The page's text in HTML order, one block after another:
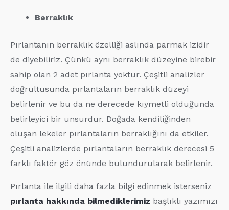
Berraklık
Pırlantanın berraklık özelliği aslında parmak izidir
de diyebiliriz. Çünkü aynı berraklık düzeyine birebir
sahip olan 2 adet pırlanta yoktur. Çeşitli analizler
doğrultusunda pırlantaların berraklık düzeyi
belirlenir ve bu da ne derecede kıymetli olduğunda
belirleyici bir unsurdur. Doğada kendiliğinden
oluşan lekeler pırlantaların berraklığını da etkiler.
Çeşitli analizlerde pırlantaların berraklık derecesi 5
farklı faktör göz önünde bulundurularak belirlenir.
Pırlanta ile ilgili daha fazla bilgi edinmek isterseniz
pırlanta hakkında bilmediklerimiz başlıklı yazımızı